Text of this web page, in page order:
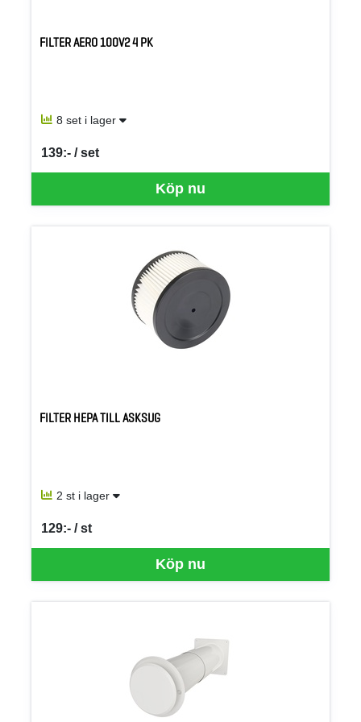
FILTER AERO 100V2 4 PK
8 set i lager
Köp nu
139:- / set
SEK per SET
FILTER HEPA TILL ASKSUG
2 st i lager
Köp nu
129:- / st
SEK per ST